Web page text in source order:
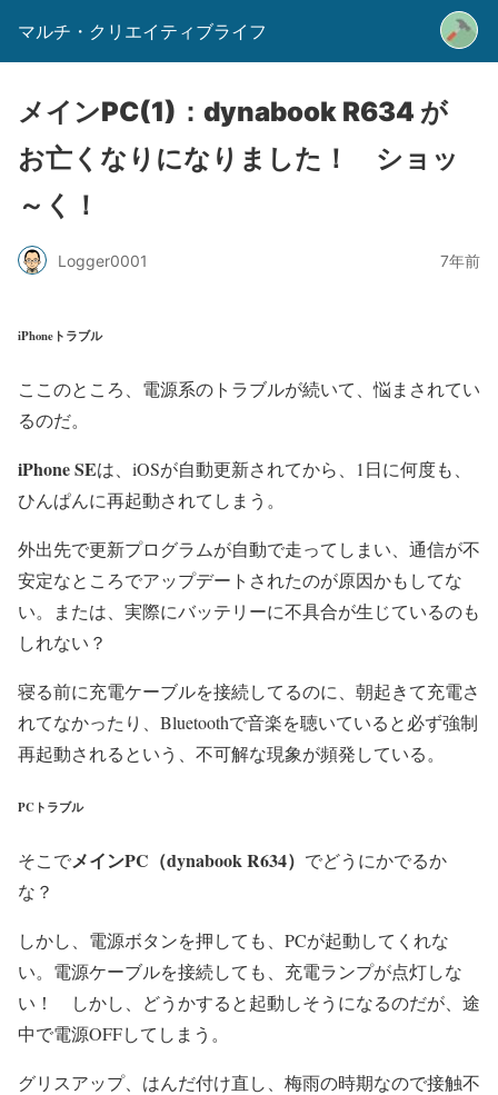
マルチ・クリエイティブライフ
メインPC(1)：dynabook R634 が
お亡くなりになりました！ ショッ
～く！
Logger0001 7年前
iPhoneトラブル
ここのところ、電源系のトラブルが続いて、悩まされてい
るのだ。
iPhone SEは、iOSが自動更新されてから、1日に何度も、
ひんぱんに再起動されてしまう。
外出先で更新プログラムが自動で走ってしまい、通信が不
安定なところでアップデートされたのが原因かもしてな
い。または、実際にバッテリーに不具合が生じているのも
しれない？
寝る前に充電ケーブルを接続してるのに、朝起きて充電さ
れてなかったり、Bluetoothで音楽を聴いていると必ず強制
再起動されるという、不可解な現象が頻発している。
PCトラブル
そこでメインPC（dynabook R634） でどうにかでるか
な？
しかし、電源ボタンを押しても、PCが起動してくれな
い。電源ケーブルを接続しても、充電ランプが点灯しな
い！ しかし、どうかすると起動しそうになるのだが、途
中で電源OFFしてしまう。
グリスアップ、はんだ付け直し、梅雨の時期なので接触不